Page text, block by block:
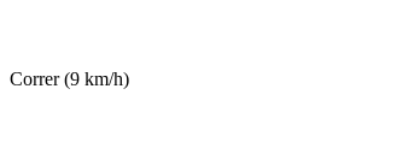
Correr (9 km/h)